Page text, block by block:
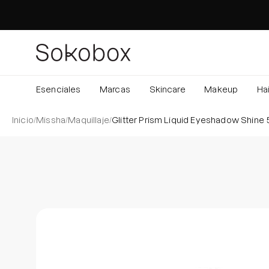
contenido
Esenciales Marcas Skincare Makeup
Inicio/Missha/Maquillaje/Glitter Prism Liquid Eyeshadow Shine